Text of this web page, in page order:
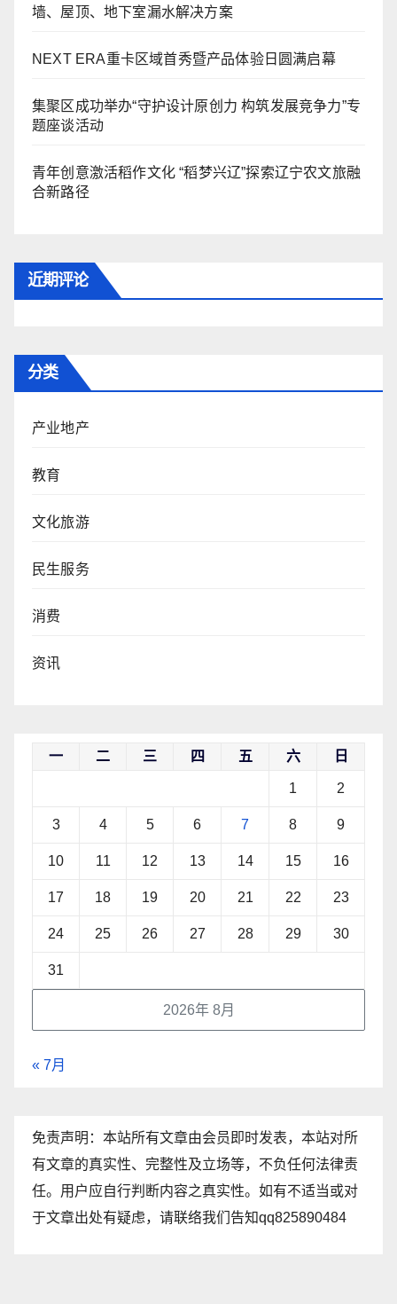
墙、屋顶、地下室漏水解决方案
NEXT ERA重卡区域首秀暨产品体验日圆满启幕
集聚区成功举办“守护设计原创力 构筑发展竞争力”专
题座谈活动
青年创意激活稻作文化 “稻梦兴辽”探索辽宁农文旅融
合新路径
近期评论
分类
产业地产
教育
文化旅游
民生服务
消费
资讯
2026年 8月
一 二 三 四 五 六 日
1 2
3 4 5 6 7 8 9
10 11 12 13 14 15 16
17 18 19 20 21 22 23
24 25 26 27 28 29 30
31
« 7月
免责声明：本站所有文章由会员即时发表，本站对所
有文章的真实性、完整性及立场等，不负任何法律责
任。用户应自行判断内容之真实性。如有不适当或对
于文章出处有疑虑，请联络我们告知qq825890484